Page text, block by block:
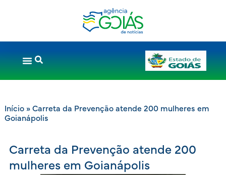
Início» Carreta da Prevenção atende 200 mulheres em
Goianápolis
Carreta da Prevenção atende 200
mulheres em Goianápolis